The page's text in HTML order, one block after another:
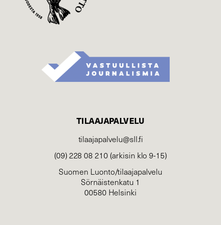
TILAAJAPALVELU
tilaajapalvelu@sll.fi
(09) 228 08 210 (arkisin klo 9-15)
Suomen Luonto/tilaajapalvelu
Sörnäistenkatu 1
00580 Helsinki